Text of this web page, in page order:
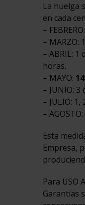
La huelga
en cada
–
– MARZO:
– ABRIL: 1
horas.
– MAYO:
– JUNIO:
– JULIO:
–
Esta
Empresa,
Para USO
Garantías